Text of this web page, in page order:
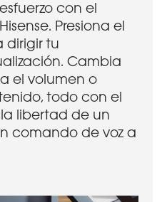
con el
Presiona el
dirigir tu
Cambia
el volumen o
todo con el
la libertad de un
comando de voz a